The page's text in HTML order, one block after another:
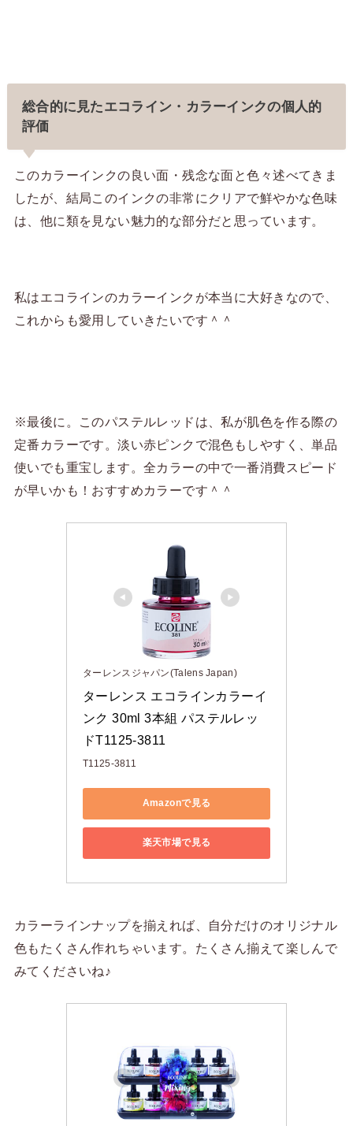
総合的に見たエコライン・カラーインクの個人的
評価
このカラーインクの良い面・残念な面と色々述べてきま
したが、結局このインクの非常にクリアで鮮やかな色味
は、他に類を見ない魅力的な部分だと思っています。
私はエコラインのカラーインクが本当に大好きなので、
これからも愛用していきたいです＾＾
※最後に。このパステルレッドは、私が肌色を作る際の
定番カラーです。淡い赤ピンクで混色もしやすく、単品
使いでも重宝します。全カラーの中で一番消費スピード
が早いかも！おすすめカラーです＾＾
ターレンスジャパン(Talens Japan)
ターレンス エコラインカラーイ
ンク 30ml 3本組 パステルレッ
ドT1125-3811
T1125-3811
Amazonで見る
楽天市場で見る
カラーラインナップを揃えれば、自分だけのオリジナル
色もたくさん作れちゃいます。たくさん揃えて楽しんで
みてくださいね♪